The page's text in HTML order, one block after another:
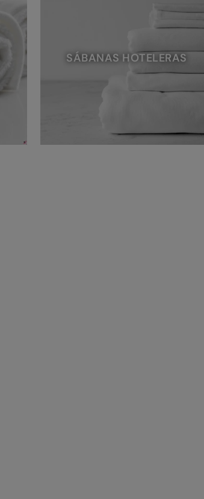
SÁBANAS HOTELERAS